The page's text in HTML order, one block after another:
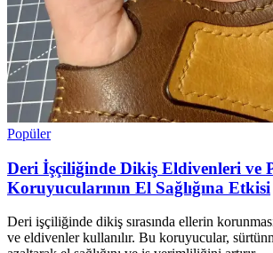
Popüler
Deri İşçiliğinde Dikiş Eldivenleri ve
Koruyucularının El Sağlığına Etkisi
Deri işçiliğinde dikiş sırasında ellerin
ve eldivenler kullanılır. Bu koruyucular,